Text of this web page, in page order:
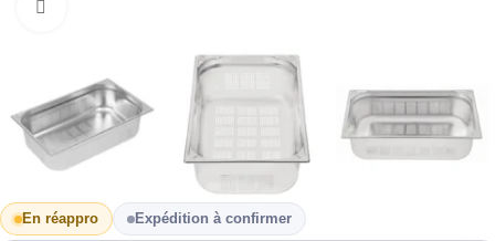
En réappro Expédition à confirmer